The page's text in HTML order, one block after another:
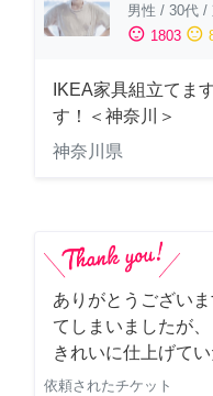
男性 / 30代 /
sentiment_satisfied 1803 sentiment_neutral
IKEA家具組立てま
す！＜神奈川＞
神奈川県
ありがとうござい
てしまいましたが
きれいに仕上げて
依頼されたチケット